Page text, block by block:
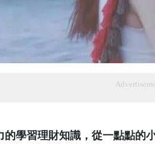
學習理財知識，從一點點的